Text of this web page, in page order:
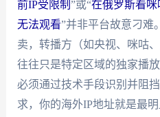
前IP受限制 ”或“在俄罗斯看
无法观看”并非平台故意刁难
卖，转播方（如央视、咪咕
往往只是特定区域的独家播
必须通过技术手段识别并阻
求，你的海外IP地址就是最